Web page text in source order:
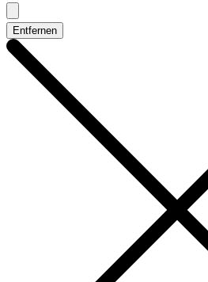
Entfernen